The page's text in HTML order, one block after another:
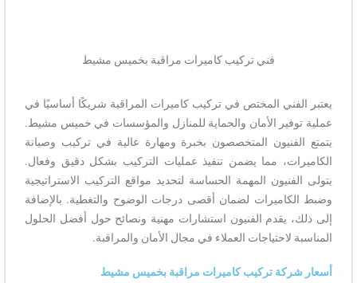
فني تركيب كاميرات مراقبة بخميس مشيط
يعتبر الفني المختص في تركيب كاميرات المراقبة شريكًا أساسيًا في
عملية توفير الأمان والحماية للمنازل والمؤسسات في خميس مشيط.
يتمتع الفنيون المتخصصون بخبرة ومهارة عالية في تركيب وصيانة
الكاميرات، مما يضمن تنفيذ عمليات التركيب بشكل دقيق وفعال.
يتولى الفنيون المهمة الحساسة لتحديد مواقع التركيب الاستراتيجية
وضبط الكاميرات لضمان أقصى درجات الوضوح والتغطية. بالإضافة
إلى ذلك، يقدم الفنيون استشارات مهنية ونصائح حول أفضل الحلول
المناسبة لاحتياجات العملاء في مجال الأمان والمراقبة.
أسعار شركة تركيب كاميرات مراقبة بخميس مشيط